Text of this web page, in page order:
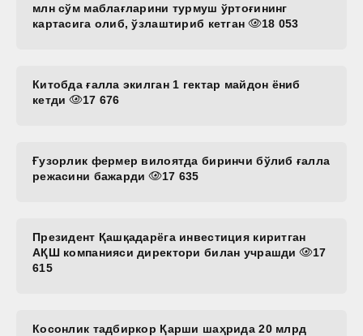
млн сўм маблағларини турмуш ўртоғининг
картасига олиб, ўзлаштириб кетган
18 053
Китобда ғалла экилган 1 гектар майдон ёниб
кетди
17 676
Ғузорлик фермер вилоятда биринчи бўлиб ғалла
режасини бажарди
17 635
Президент Қашқадарёга инвестиция киритган
АҚШ компанияси директори билан учрашди
17
615
Косонлик тадбиркор Қарши шаҳрида 20 млрд